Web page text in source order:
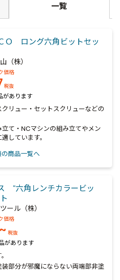
一覧
Ｏ ロング六角ビットセッ
（株）
価格
税抜
があります
リュー・セットスクリューなどの
て・NCマシンの組み立てやメン
しています。
商品一覧へ
“六角レンチカラービッ
ール（株）
価格
税抜
があります
部分が邪魔にならない両端部非塗